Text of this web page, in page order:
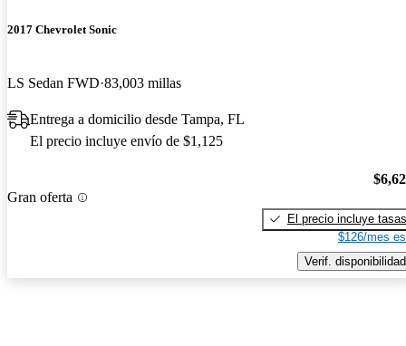
2017 Chevrolet Sonic
LS Sedan FWD 83,003 millas
Entrega a domicilio desde Tampa, FL
El precio incluye envío de $1,125
Gran oferta
El precio incluye tasas
$126/mes
Verif. disponibilidad